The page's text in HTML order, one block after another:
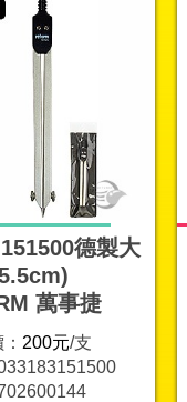
德製大
萬事捷
200元/支